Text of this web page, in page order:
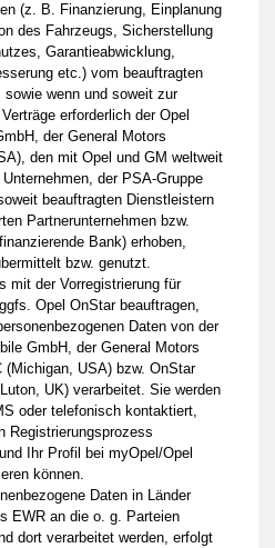
(z. B. Finanzierung, Einplanung
des Fahrzeugs, Sicherstellung
Garantieabwicklung,
etc.) vom beauftragten
sowie wenn und soweit zur
erforderlich der Opel
der General Motors
den mit Opel und GM weltweit
der PSA-Gruppe
beauftragten Dienstleistern
Partnerunternehmen bzw.
Bank) erhoben,
bzw. genutzt.
mit der Vorregistrierung für
Opel OnStar beauftragen,
Daten von der
GmbH, der General Motors
(Michigan, USA) bzw. OnStar
UK) verarbeitet. Sie werden
oder telefonisch kontaktiert,
Registrierungsprozess
Ihr Profil bei myOpel/Opel
können.
Daten in Länder
EWR an die o. g. Parteien
dort verarbeitet werden, erfolgt